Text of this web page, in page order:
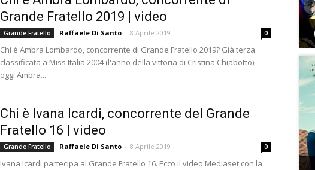
Grande Fratello 2019 | video
Grande Fratello Raffaele Di Santo - 8 Aprile 2019 0
Chi è Ambra Lombardo, concorrente di Grande Fratello 2019? Già terza
classificata a Miss Italia 2004 (l'anno della vittoria di Cristina Chiabotto),
oggi Ambra...
Chi è Ivana Icardi, concorrente del Grande
Fratello 16 | video
Grande Fratello Raffaele Di Santo - 8 Aprile 2019 0
Ivana Icardi partecipa al Grande Fratello 16. Ecco il video Mediaset con la